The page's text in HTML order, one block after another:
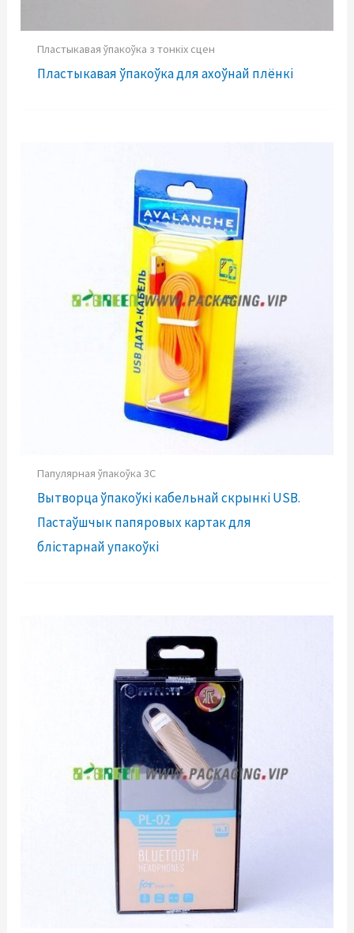
Пластыкавая ўпакоўка з тонкіх сцен
Пластыкавая ўпакоўка для ахоўнай плёнкі
Папулярная ўпакоўка 3C
Вытворца ўпакоўкі кабельнай скрынкі USB.
Пастаўшчык папяровых картак для
блістарнай упакоўкі